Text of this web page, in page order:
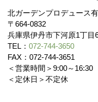
北ガーデンプロデュース
〒664-0832
兵庫県伊丹市下河原1丁
TEL： 072-744-3650
FAX：072-744-3651
＜営業時間＞9:00～16:30
＜定休日＞不定休